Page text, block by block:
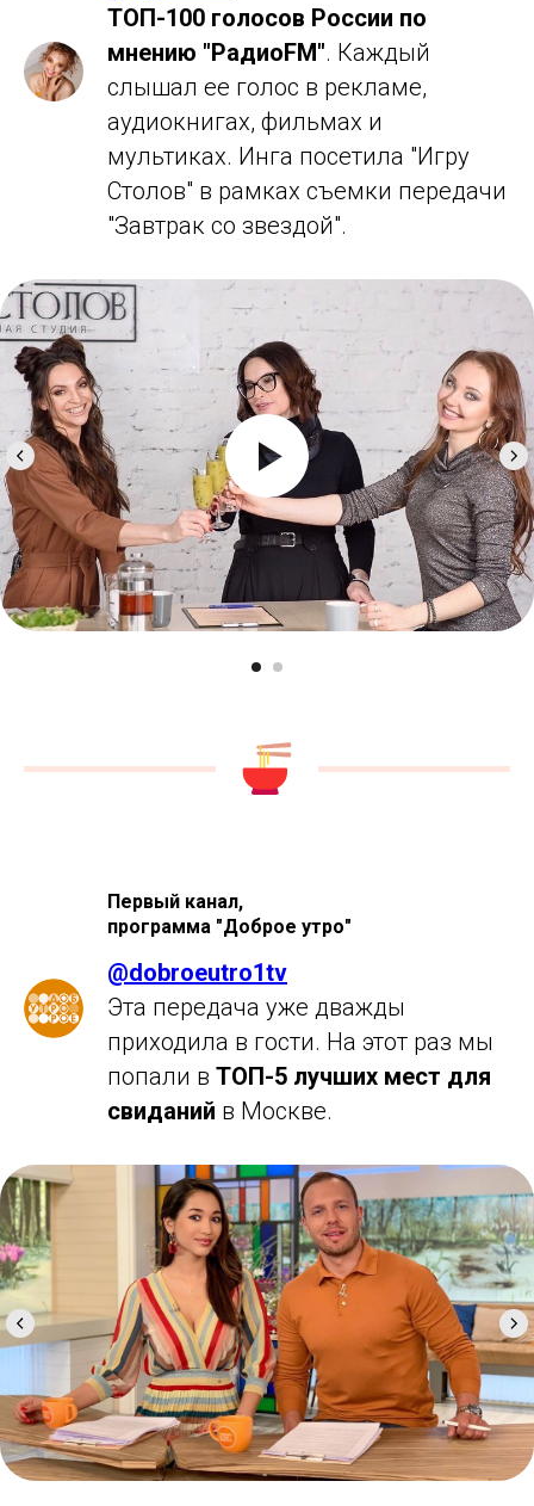
ТОП-100 голосов России по
мнению "РадиоFM". Каждый
слышал ее голос в рекламе,
аудиокнигах, фильмах и
мультиках. Инга посетила "Игру
Столов" в рамках съемки передачи
"Завтрак со звездой".
Первый канал,
программа "Доброе утро"
@dobroeutro1tv
Эта передача уже дважды
приходила в гости. На этот раз мы
попали в ТОП-5 лучших мест для
свиданий в Москве.